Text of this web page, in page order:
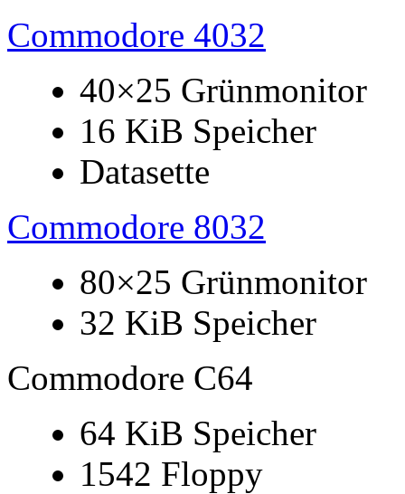
Commodore 4032
40×25 Grünmonitor
16 KiB Speicher
Datasette
Commodore 8032
80×25 Grünmonitor
32 KiB Speicher
Commodore C64
64 KiB Speicher
1542 Floppy